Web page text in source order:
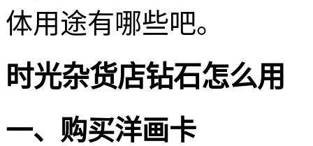
体用途有哪些吧。
时光杂货店钻石怎么用
一、购买洋画卡